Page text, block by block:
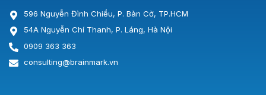
596 Nguyễn Đình Chiểu, P. Bàn Cờ, TP.HCM
54A Nguyễn Chí Thanh, P. Láng, Hà Nội
0909 363 363
consulting@brainmark.vn